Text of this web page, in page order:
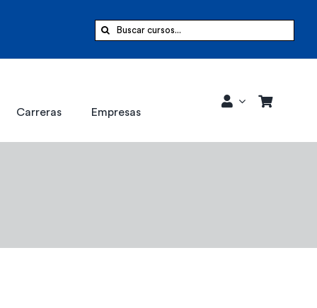
Buscar:
Carreras Empresas